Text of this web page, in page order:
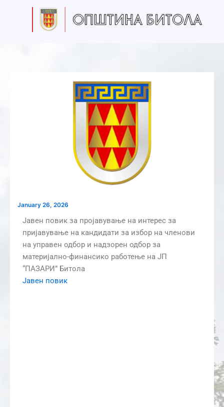
January 26, 2026
Јавен повик за пројавување на интерес за
пријавување на кандидати за избор на членови
на управен одбор и надзорен одбор за
материјално-финансико работење на ЈП
“ПАЗАРИ” Битола
Јавен повик